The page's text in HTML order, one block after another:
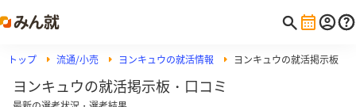
トップ 流通/小売 ヨンキュウの就活情報 ヨンキュウの就活掲示板
ヨンキュウの就活掲示板・口コミ